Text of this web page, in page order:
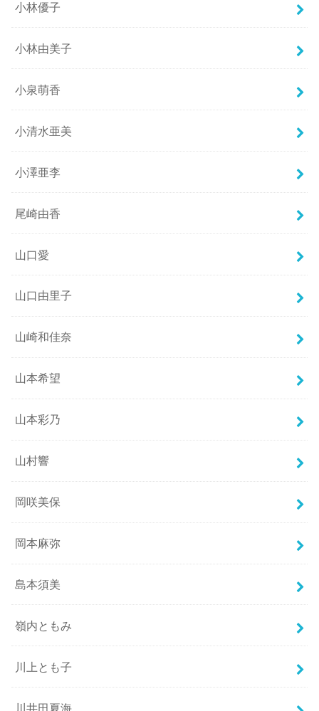
小林優子
小林由美子
小泉萌香
小清水亜美
小澤亜李
尾崎由香
山口愛
山口由里子
山崎和佳奈
山本希望
山本彩乃
山村響
岡咲美保
岡本麻弥
島本須美
嶺内ともみ
川上とも子
川井田夏海